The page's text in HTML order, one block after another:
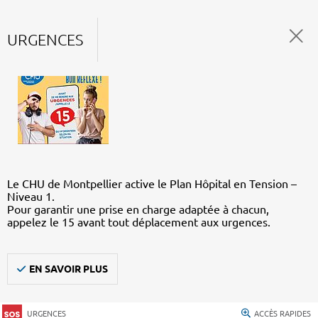
URGENCES
Le CHU de Montpellier active le Plan Hôpital en Tension –
Niveau 1.
Pour garantir une prise en charge adaptée à chacun,
appelez le 15 avant tout déplacement aux urgences.
EN SAVOIR PLUS
URGENCES ACCÈS RAPIDES